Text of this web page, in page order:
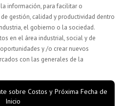
información, para facilitar o
gestión, calidad y productividad dentro
el gobierno o la sociedad.
en el área industrial, social y de
y /o crear nuevos
con las generales de la
sobre Costos y Próxima Fecha de
Inicio